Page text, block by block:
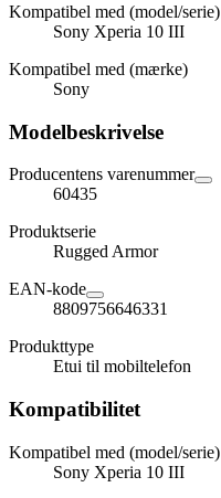
Kompatibel med (model/serie)
Sony Xperia 10 III
Kompatibel med (mærke)
Sony
Modelbeskrivelse
Producentens varenummer
60435
Produktserie
Rugged Armor
EAN-kode
8809756646331
Produkttype
Etui til mobiltelefon
Kompatibilitet
Kompatibel med (model/serie)
Sony Xperia 10 III